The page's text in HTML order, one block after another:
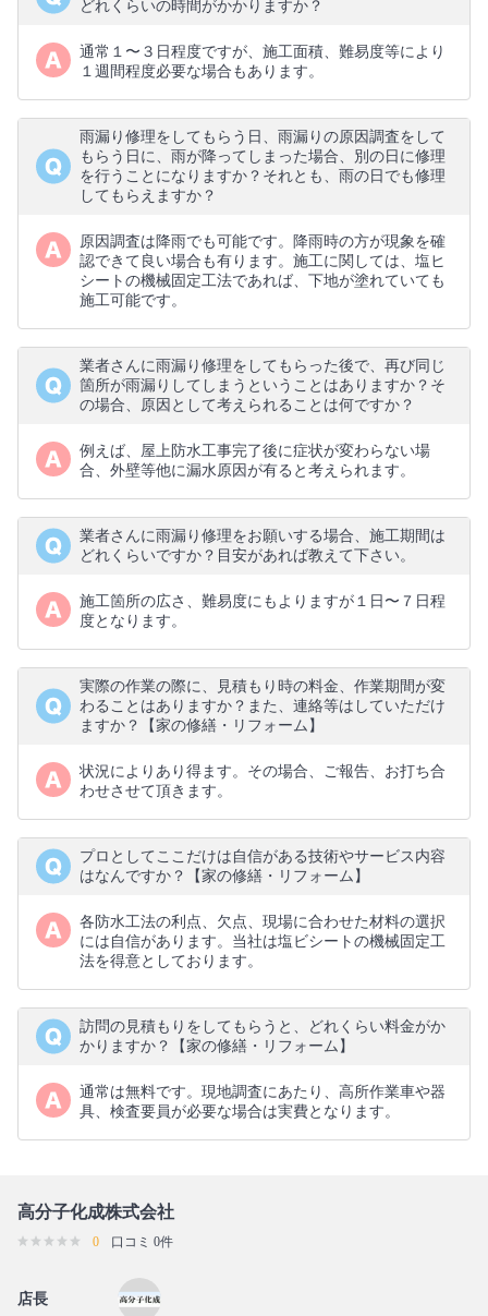
どれくらいの時間がかかりますか？
通常１〜３日程度ですが、施工面積、難易度等により
１週間程度必要な場合もあります。
雨漏り修理をしてもらう日、雨漏りの原因調査をして
もらう日に、雨が降ってしまった場合、別の日に修理
を行うことになりますか？それとも、雨の日でも修理
してもらえますか？
原因調査は降雨でも可能です。降雨時の方が現象を確
認できて良い場合も有ります。施工に関しては、塩ヒ
シートの機械固定工法であれば、下地が塗れていても
施工可能です。
業者さんに雨漏り修理をしてもらった後で、再び同じ
箇所が雨漏りしてしまうということはありますか？そ
の場合、原因として考えられることは何ですか？
例えば、屋上防水工事完了後に症状が変わらない場
合、外壁等他に漏水原因が有ると考えられます。
業者さんに雨漏り修理をお願いする場合、施工期間は
どれくらいですか？目安があれば教えて下さい。
施工箇所の広さ、難易度にもよりますが１日〜７日程
度となります。
実際の作業の際に、見積もり時の料金、作業期間が変
わることはありますか？また、連絡等はしていただけ
ますか？【家の修繕・リフォーム】
状況によりあり得ます。その場合、ご報告、お打ち合
わせさせて頂きます。
プロとしてここだけは自信がある技術やサービス内容
はなんですか？【家の修繕・リフォーム】
各防水工法の利点、欠点、現場に合わせた材料の選択
には自信があります。当社は塩ビシートの機械固定工
法を得意としております。
訪問の見積もりをしてもらうと、どれくらい料金がか
かりますか？【家の修繕・リフォーム】
通常は無料です。現地調査にあたり、高所作業車や器
具、検査要員が必要な場合は実費となります。
高分子化成株式会社
0 口コミ 0件
店長